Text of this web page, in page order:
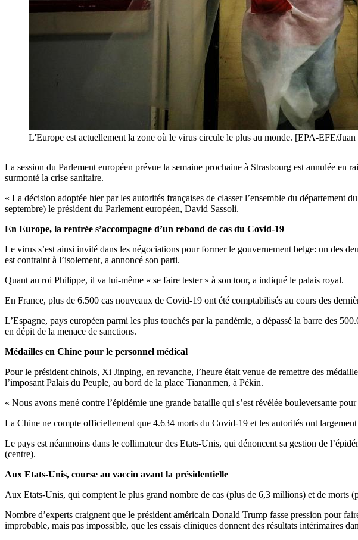
L'Europe est actuellement la zone où le virus circule le plus au monde. [EPA-EFE/
La session du Parlement européen prévue la semaine prochaine à Strasbourg est annulée
surmonté la crise sanitaire.
« La décision adoptée hier par les autorités françaises de classer l’ensemble du
septembre) le président du Parlement européen, David Sassoli.
En Europe, la rentrée s’accompagne d’un rebond de cas du Covid-19
Le virus s’est ainsi invité dans les négociations pour former le gouvernement belge: un des
est contraint à l’isolement, a annoncé son parti.
Quant au roi Philippe, il va lui-même « se faire tester » à son tour, a indiqué le palais royal.
En France, plus de 6.500 cas nouveaux de Covid-19 ont été comptabilisés au cours des
L’Espagne, pays européen parmi les plus touchés par la pandémie, a dépassé la barre des
en dépit de la menace de sanctions.
Médailles en Chine pour le personnel médical
Pour le président chinois, Xi Jinping, en revanche, l’heure était venue de remettre des
l’imposant Palais du Peuple, au bord de la place Tiananmen, à Pékin.
« Nous avons mené contre l’épidémie une grande bataille qui s’est révélée bouleversante
La Chine ne compte officiellement que 4.634 morts du Covid-19 et les autorités ont
Le pays est néanmoins dans le collimateur des Etats-Unis, qui dénoncent sa gestion de
(centre).
Aux Etats-Unis, course au vaccin avant la présidentielle
Aux Etats-Unis, qui comptent le plus grand nombre de cas (plus de 6,3 millions) et de
Nombre d’experts craignent que le président américain Donald Trump fasse pression pour
improbable, mais pas impossible, que les essais cliniques donnent des résultats intérimaires